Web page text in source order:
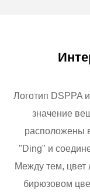
Логотип DSPPA
значение
расположены
"Ding" и
Между тем, цвет
бирюзовом